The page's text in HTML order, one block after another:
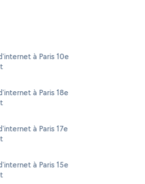
à Paris 10e
à Paris 18e
à Paris 17e
à Paris 15e